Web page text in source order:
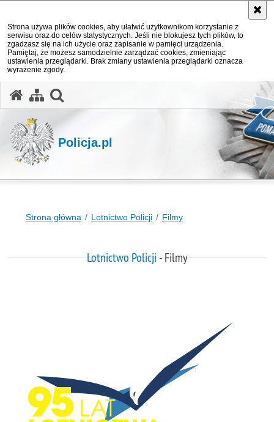
Strona używa plików cookies, aby ułatwić użytkownikom korzystanie z
serwisu oraz do celów statystycznych. Jeśli nie blokujesz tych plików, to
zgadzasz się na ich użycie oraz zapisanie w pamięci urządzenia.
Pamiętaj, że możesz samodzielnie zarządzać cookies, zmieniając
ustawienia przeglądarki. Brak zmiany ustawienia przeglądarki oznacza
wyrażenie zgody.
Policja.pl
Strona główna Lotnictwo Policji Filmy
Lotnictwo Policji- Filmy